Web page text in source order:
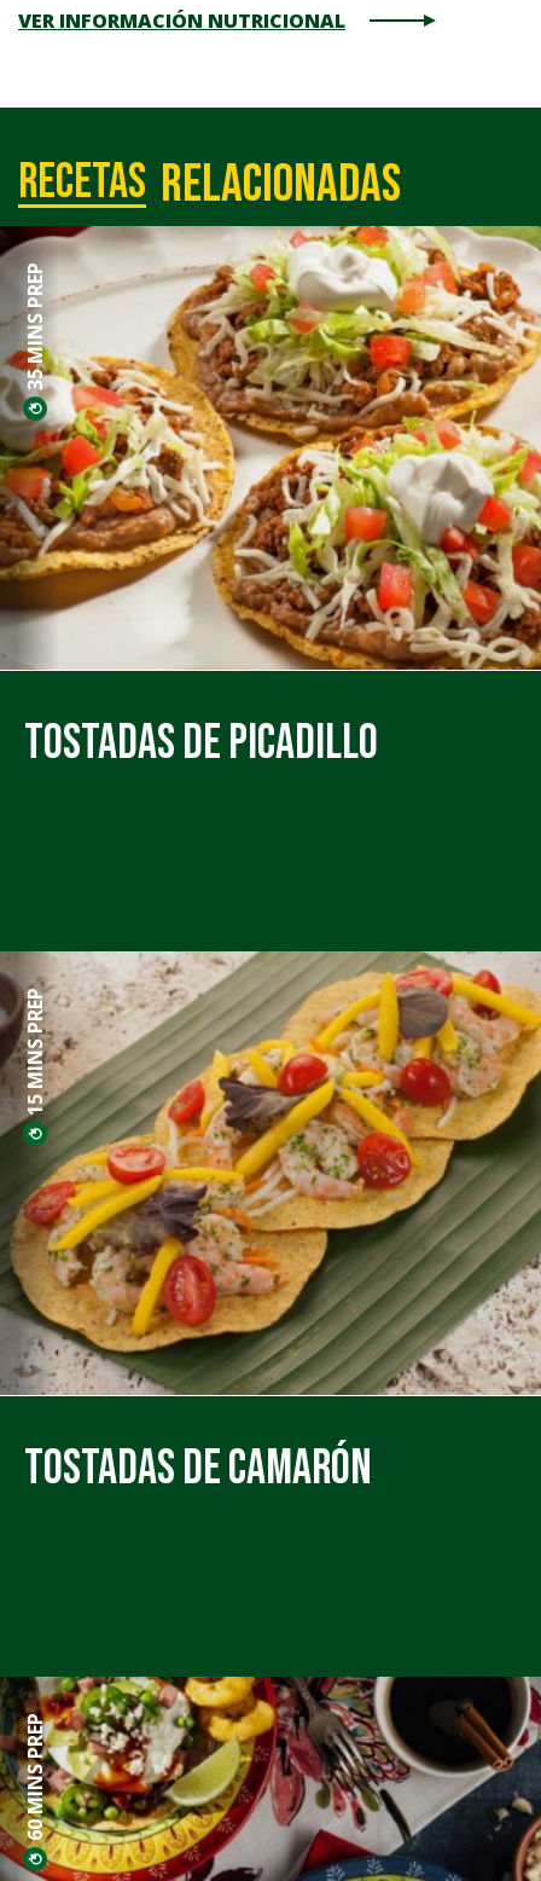
VER INFORMACIÓN NUTRICIONAL
Recetas relacionadas
35 MINS PREP
Tostadas de Picadillo
15 MINS PREP
Tostadas de Camarón
60 MINS PREP